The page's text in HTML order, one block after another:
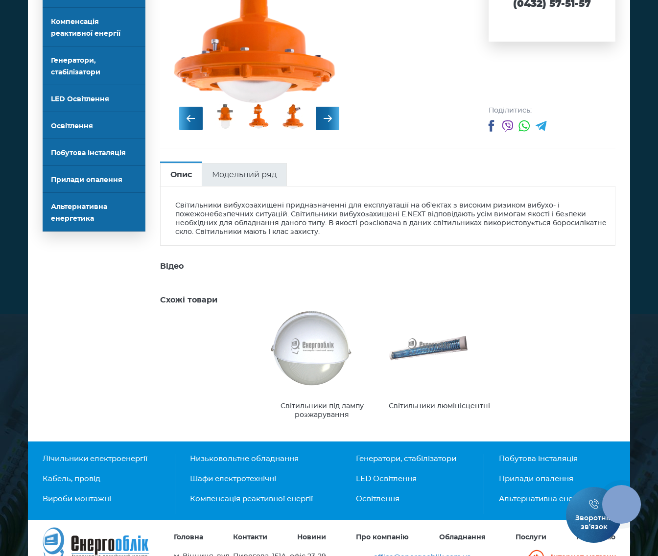
Компенсація
реактивної енергії
Генератори,
стабілізатори
LED Освітлення
Освітлення
Побутова інсталяція
Прилади опалення
Альтернативна
енергетика
(0432) 57-51-57
Поділитись:
Facebook
ViberWhatsApp
Telegram
Опис Модельний ряд
Світильники вибухозахищені придназначенні для експлуатації на об'ектах з високим ризиком вибухо- і
пожежонебезпечних ситуацій. Світильники вибухозахищені E.NEXT відповідають усім вимогам якості і безпеки
необхідних для обладнання даного типу. В якості розсіювача в даних світильниках використовується боросилікатне
скло. Світильники мають I клас захисту.
Відео
Схожі товари
Світильники під лампу
розжарування
Світильники люмінісцентні
Зворотній
зв’язок
Лічильники електроенергії
Кабель, провід
Вироби монтажні
Низьковольтне обладнання
Шафи електротехнічні
Компенсація реактивної енергії
Генератори, стабілізатори
LED Освітлення
Освітлення
Побутова інсталяція
Прилади опалення
Альтернативна енергетика
Головна Контакти Новини Про компанію Обладнання Послуги Портфоліо